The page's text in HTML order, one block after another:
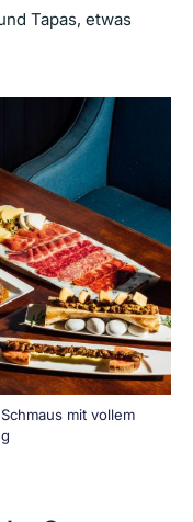
Tapas, etwas
mit vollem